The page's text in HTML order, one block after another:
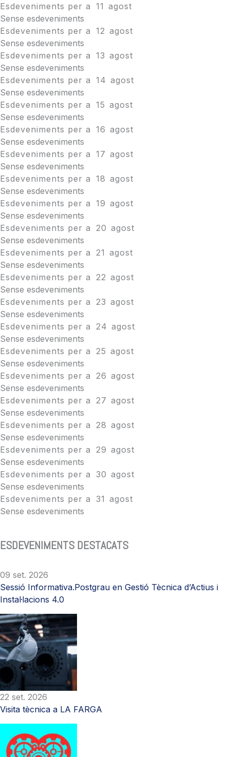
Esdeveniments per a 11 agost
Sense esdeveniments
Esdeveniments per a 12 agost
Sense esdeveniments
Esdeveniments per a 13 agost
Sense esdeveniments
Esdeveniments per a 14 agost
Sense esdeveniments
Esdeveniments per a 15 agost
Sense esdeveniments
Esdeveniments per a 16 agost
Sense esdeveniments
Esdeveniments per a 17 agost
Sense esdeveniments
Esdeveniments per a 18 agost
Sense esdeveniments
Esdeveniments per a 19 agost
Sense esdeveniments
Esdeveniments per a
20 agost
Sense esdeveniments
Esdeveniments per a
21 agost
Sense esdeveniments
Esdeveniments per a
22 agost
Sense esdeveniments
Esdeveniments per a
23 agost
Sense esdeveniments
Esdeveniments per a
24 agost
Sense esdeveniments
Esdeveniments per a
25 agost
Sense esdeveniments
Esdeveniments per a
26 agost
Sense esdeveniments
Esdeveniments per a
27 agost
Sense esdeveniments
Esdeveniments per a
28 agost
Sense esdeveniments
Esdeveniments per a
29 agost
Sense esdeveniments
Esdeveniments per a 30 agost
Sense esdeveniments
Esdeveniments per a 31 agost
Sense esdeveniments
ESDEVENIMENTS DESTACATS
09 set. 2026
Sessió Informativa.Postgrau en Gestió Tècnica d’Actius i
Instal·lacions 4.0
22 set. 2026
Visita tècnica a LA FARGA